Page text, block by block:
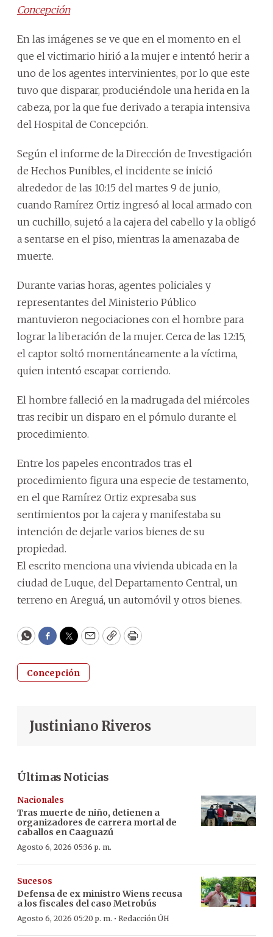
Concepción
En las imágenes se ve que en el momento en el
que el victimario hirió a la mujer e intentó herir a
uno de los agentes intervinientes, por lo que este
tuvo que disparar, produciéndole una herida en la
cabeza, por la que fue derivado a terapia intensiva
del Hospital de Concepción.
Según el informe de la Dirección de Investigación
de Hechos Punibles, el incidente se inició
alrededor de las 10:15 del martes 9 de junio,
cuando Ramírez Ortiz ingresó al local armado con
un cuchillo, sujetó a la cajera del cabello y la obligó
a sentarse en el piso, mientras la amenazaba de
muerte.
Durante varias horas, agentes policiales y
representantes del Ministerio Público
mantuvieron negociaciones con el hombre para
lograr la liberación de la mujer. Cerca de las 12:15,
el captor soltó momentáneamente a la víctima,
quien intentó escapar corriendo.
El hombre falleció en la madrugada del miércoles
tras recibir un disparo en el pómulo durante el
procedimiento.
Entre los papeles encontrados tras el
procedimiento figura una especie de testamento,
en el que Ramírez Ortiz expresaba sus
sentimientos por la cajera y manifestaba su
intención de dejarle varios bienes de su
propiedad.
El escrito menciona una vivienda ubicada en la
ciudad de Luque, del Departamento Central, un
terreno en Areguá, un automóvil y otros bienes.
WhatsApp
Facebook
Twitter
EmailCopyPrint
Concepción
Justiniano Riveros
Últimas Noticias
Nacionales
Tras muerte de niño, detienen a
organizadores de carrera mortal de
caballos en Caaguazú
Agosto 6, 2026 05:36 p. m.
Sucesos
Defensa de ex ministro Wiens recusa
a los fiscales del caso Metrobús
Agosto 6, 2026 05:20 p. m. · Redacción ÚH